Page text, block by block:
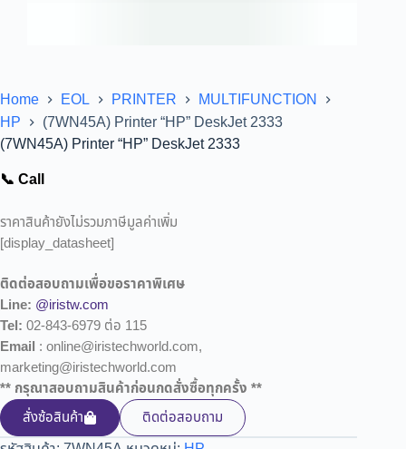
Home EOL PRINTER
MULTIFUNCTION
HP
(7WN45A) Printer “HP” DeskJet 2333
(7WN45A) Printer “HP” DeskJet 2333
📞 Call
ราคาสินค้ายังไม่รวมภาษีมูลค่าเพิ่ม
[display_datasheet]
ติดต่อสอบถามเพื่อขอราคาพิเศษ
Line: @iristw.com
Tel: 02-843-6979 ต่อ 115
Email : online@iristechworld.com,
marketing@iristechworld.com
** กรุณาสอบถามสินค้าก่อนกดสั่งซื้อทุกครั้ง **
สั่งซ้อสินค้า
ติดต่อสอบถาม